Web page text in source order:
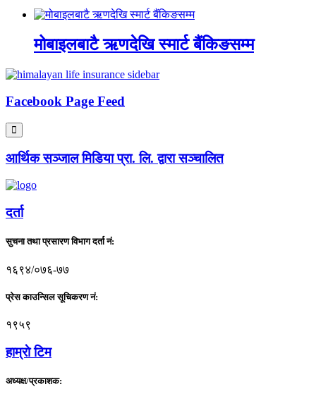
मोबाइलबाटै ऋणदेखि स्मार्ट बैंकिङसम्म
Facebook Page Feed
आर्थिक सञ्जाल मिडिया प्रा. लि. द्वारा सञ्चालित
दर्ता
सुचना तथा प्रसारण विभाग दर्ता नं:
१६९४/०७६-७७
प्रेस काउन्सिल सूचिकरण नं:
१९५९
हाम्राे टिम
अध्यक्ष/प्रकाशक: